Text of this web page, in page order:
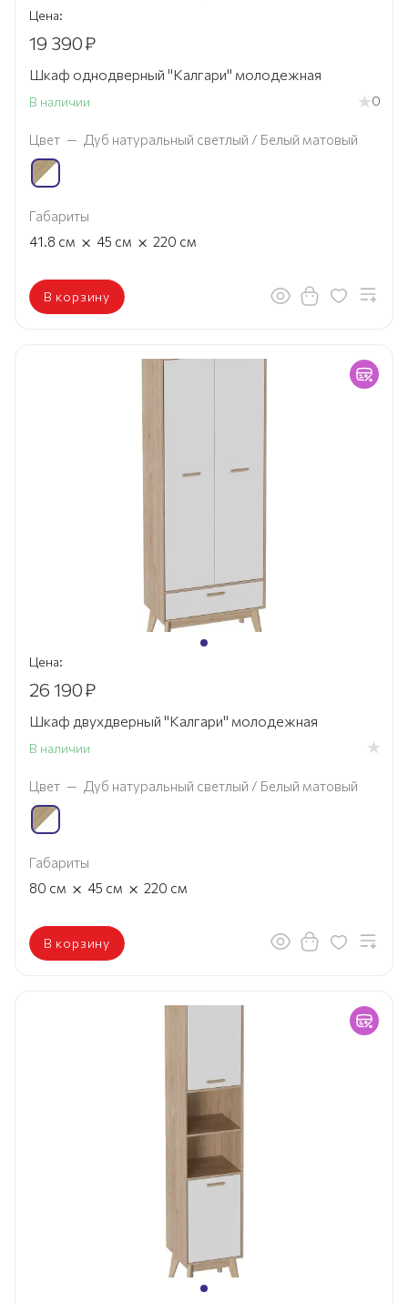
Цена:
19 390₽
Шкаф однодверный "Калгари" молодежная
В наличии 0
Цвет — Дуб натуральный светлый / Белый матовый
Габариты
41.8 см × 45 см × 220 см
В корзину
Цена:
26 190₽
Шкаф двухдверный "Калгари" молодежная
В наличии
Цвет — Дуб натуральный светлый / Белый матовый
Габариты
80 см × 45 см × 220 см
В корзину